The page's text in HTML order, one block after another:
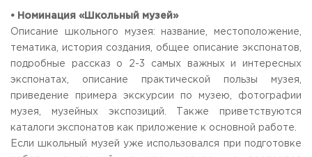
• Номинация «Школьный музей»
Описание школьного музея: название, местоположение,
тематика, история создания, общее описание экспонатов,
подробные рассказ о 2-3 самых важных и интересных
экспонатах, описание практической пользы музея,
приведение примера экскурсии по музею, фотографии
музея, музейных экспозиций. Также приветствуются
каталоги экспонатов как приложение к основной работе.
Если школьный музей уже использовался при подготовке